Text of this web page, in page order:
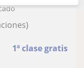
1ª clase gratis